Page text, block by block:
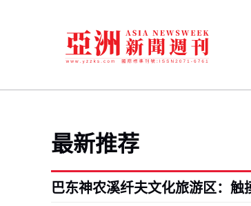
最新推荐
巴东神农溪纤夫文化旅游区：